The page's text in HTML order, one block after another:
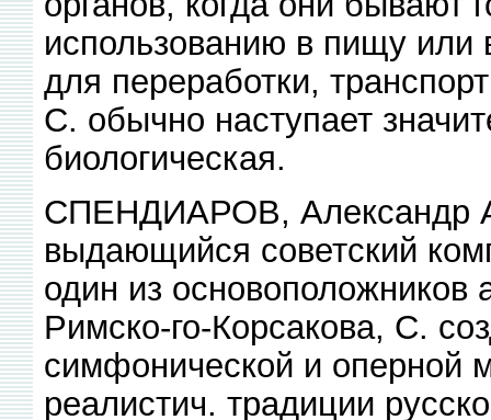
использованию в пищу или
для переработки,
С. обычно наступает
биологическая.
СПЕНДИАРОВ, Александр
выдающийся советский
один из
Римско-го-Корсакова, С.
симфонической и оперной
реалистич. традиции